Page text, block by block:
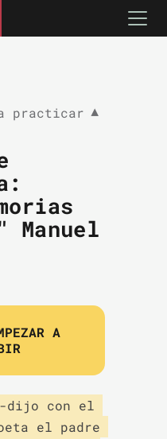
practicar ▼
Manuel
A
-dijo con el
el padre